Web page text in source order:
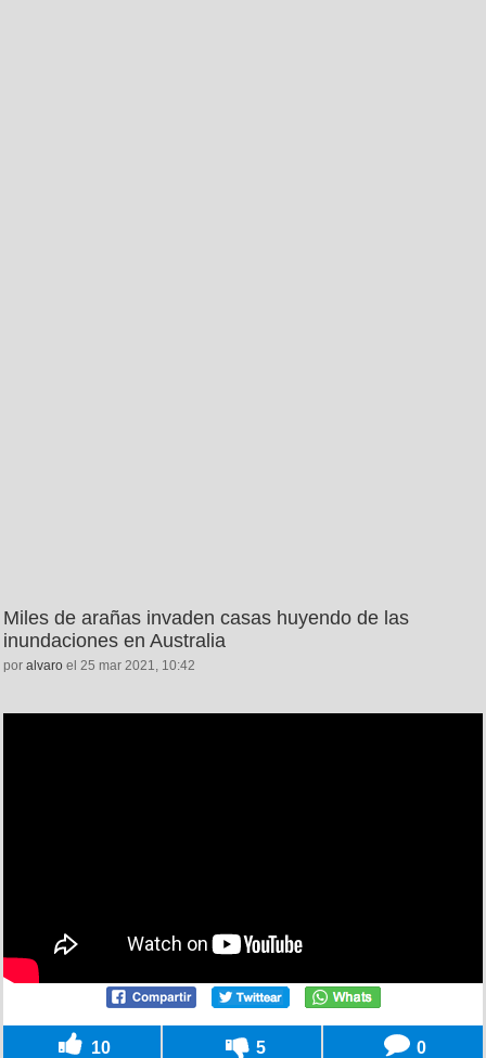
Miles de arañas invaden casas huyendo de las
inundaciones en Australia
por alvaro el 25 mar 2021, 10:42
10 5 0